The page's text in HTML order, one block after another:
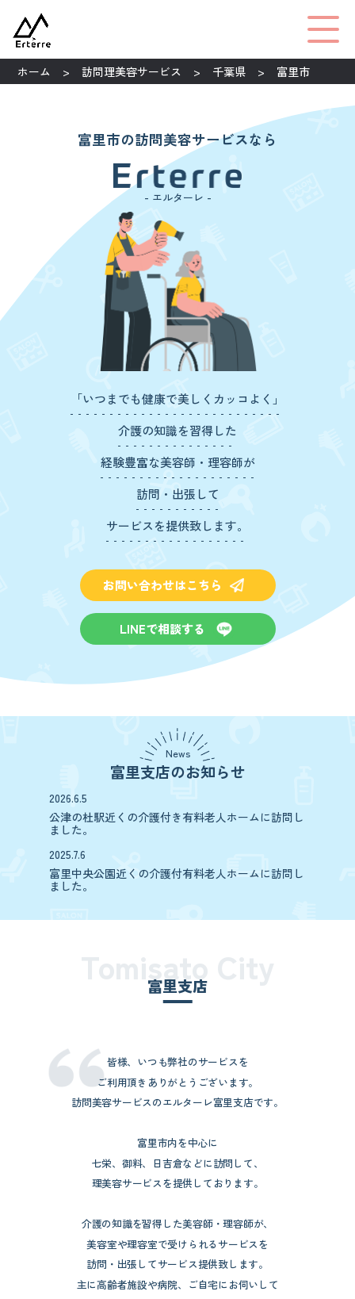
ホーム 訪問理美容サービス 千葉県 富里市
富里市の訪問美容サービスなら
- エルターレ -
「いつまでも健康で美しくカッコよく」
介護の知識を習得した
経験豊富な美容師・理容師が
訪問・出張して
サービスを提供致します。
お問い合わせはこちら
LINEで相談する
News
富里支店のお知らせ
2026.6.5
公津の杜駅近くの介護付き有料老人ホームに訪問し
ました。
2025.7.6
富里中央公園近くの介護付有料老人ホームに訪問し
ました。
富里支店
Tomisato City
皆様、いつも弊社のサービスを
ご利用頂きありがとうございます。
訪問美容サービスのエルターレ富里支店です。
富里市内を中心に
七栄、御料、日吉倉などに訪問して、
理美容サービスを提供しております。
介護の知識を習得した美容師・理容師が、
美容室や理容室で受けられるサービスを
訪問・出張してサービス提供致します。
主に高齢者施設や病院、ご自宅にお伺いして